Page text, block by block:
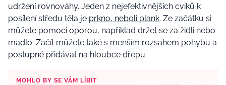
udržení rovnováhy. Jeden z nejefektivnějších cviků k
posílení středu těla je prkno, neboli plank. Ze začátku si
můžete pomoci oporou, například držet se za židli nebo
madlo. Začít můžete také s menším rozsahem pohybu a
postupně přidávat na hloubce dřepu.
MOHLO BY SE VÁM LÍBIT